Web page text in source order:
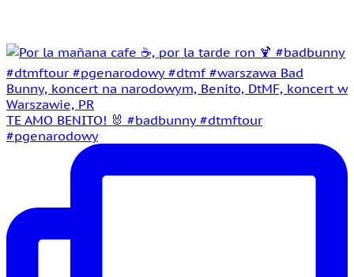
TE AMO BENITO! 🐰 #badbunny #dtmftour
#pgenarodowy